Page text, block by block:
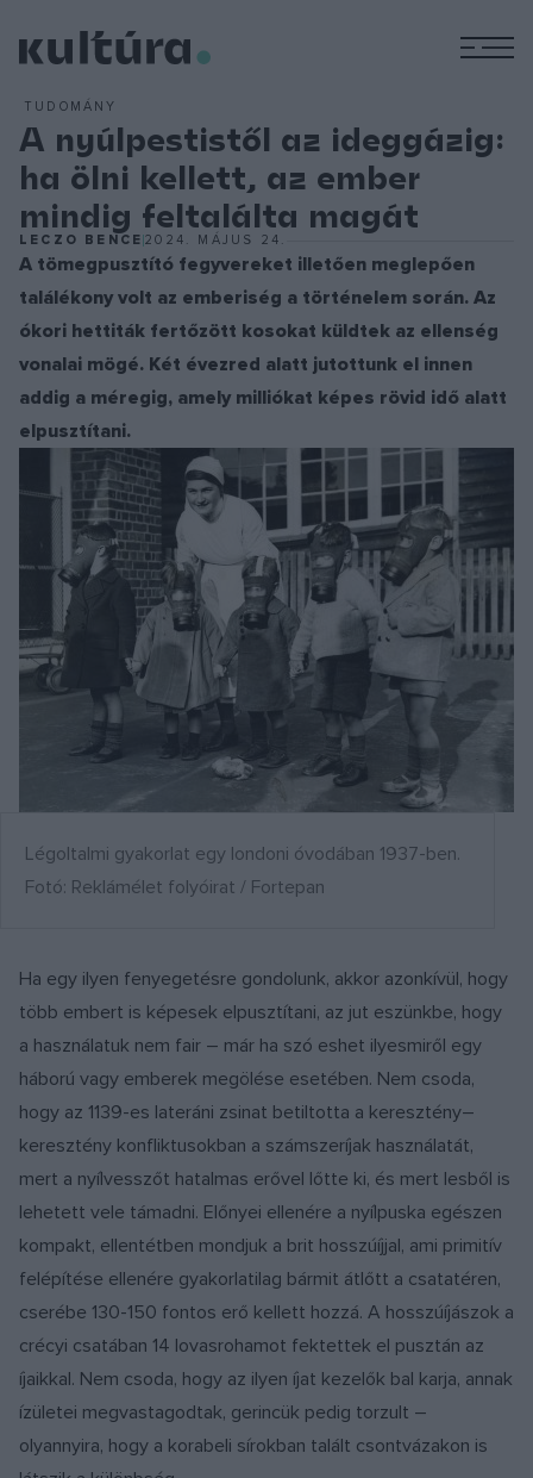
TUDOMÁNY
A nyúlpestistől az ideggázig:
ha ölni kellett, az ember
mindig feltalálta magát
LECZO BENCE2024. MÁJUS 24.
A tömegpusztító fegyvereket illetően meglepően
találékony volt az emberiség a történelem során. Az
ókori hettiták fertőzött kosokat küldtek az ellenség
vonalai mögé. Két évezred alatt jutottunk el innen
addig a méregig, amely milliókat képes rövid idő alatt
elpusztítani.
Légoltalmi gyakorlat egy londoni óvodában 1937-ben.
Fotó: Reklámélet folyóirat / Fortepan
Ha egy ilyen fenyegetésre gondolunk, akkor azonkívül, hogy
több embert is képesek elpusztítani, az jut eszünkbe, hogy
a használatuk nem fair – már ha szó eshet ilyesmiről egy
háború vagy emberek megölése esetében. Nem csoda,
hogy az 1139-es lateráni zsinat betiltotta a keresztény–
keresztény konfliktusokban a számszeríjak használatát,
mert a nyílvesszőt hatalmas erővel lőtte ki, és mert lesből is
lehetett vele támadni. Előnyei ellenére a nyílpuska egészen
kompakt, ellentétben mondjuk a brit hosszúíjjal, ami primitív
felépítése ellenére gyakorlatilag bármit átlőtt a csatatéren,
cserébe 130-150 fontos erő kellett hozzá. A hosszúíjászok a
crécyi csatában 14 lovasrohamot fektettek el pusztán az
íjaikkal. Nem csoda, hogy az ilyen íjat kezelők bal karja, annak
ízületei megvastagodtak, gerincük pedig torzult –
olyannyira, hogy a korabeli sírokban talált csontvázakon is